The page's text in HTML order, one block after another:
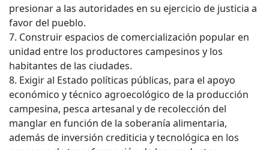
presionar a las autoridades en su ejercicio de justicia a
favor del pueblo.
7. Construir espacios de comercialización popular en
unidad entre los productores campesinos y los
habitantes de las ciudades.
8. Exigir al Estado políticas públicas, para el apoyo
económico y técnico agroecológico de la producción
campesina, pesca artesanal y de recolección del
manglar en función de la soberanía alimentaria,
además de inversión crediticia y tecnológica en los